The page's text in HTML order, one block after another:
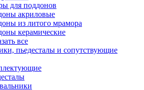
для поддонов
акриловые
из литого мрамора
керамические
все
пьедесталы и сопутствующие